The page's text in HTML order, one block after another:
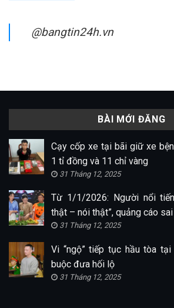
@bangtin24h.vn
BÀI MỚI ĐĂNG
Cạy cốp xe tại bãi giữ xe
1 tỉ đồng và 11 chỉ vàng
31 Tháng 12, 2025
Từ 1/1/2026: Người nổi
thật – nói thật”, quảng cáo
31 Tháng 12, 2025
Vi “ngộ” tiếp tục hầu tòa
buộc đưa hối lộ
31 Tháng 12, 2025